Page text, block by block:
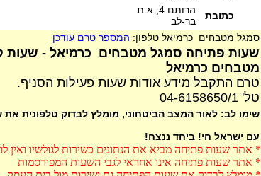
כתובת
הרותם 4, א.ת
בר-לב
סמגל מטבחים כרמיאל טלפון: המספר טרם עודכן
שעות פתיחה סמגל מטבחים כרמיאל - שעות
מטבחים כרמיאל
טרם התקבל מידע אודות שעות פעילות הסניף.
טל' 04-6158650/1
שימו לב: לאור המצב הביטחוני, מומלץ לבדוק טלפונית
עם ישראל חי! ביחד ננצח!
* אתר שעות פתיחה מביא את הנתונים כשירות לגולשיו
* אתר שעות פתיחה אינו אחראי לגבי השעות המפורסמות